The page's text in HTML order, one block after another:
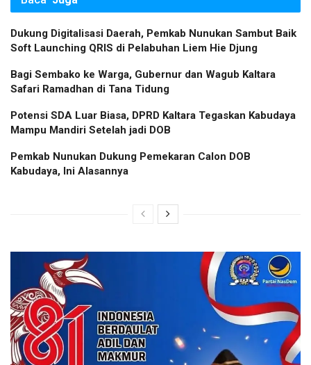
Dukung Digitalisasi Daerah, Pemkab Nunukan Sambut Baik
Soft Launching QRIS di Pelabuhan Liem Hie Djung
Bagi Sembako ke Warga, Gubernur dan Wagub Kaltara
Safari Ramadhan di Tana Tidung
Potensi SDA Luar Biasa, DPRD Kaltara Tegaskan Kabudaya
Mampu Mandiri Setelah jadi DOB
Pemkab Nunukan Dukung Pemekaran Calon DOB
Kabudaya, Ini Alasannya